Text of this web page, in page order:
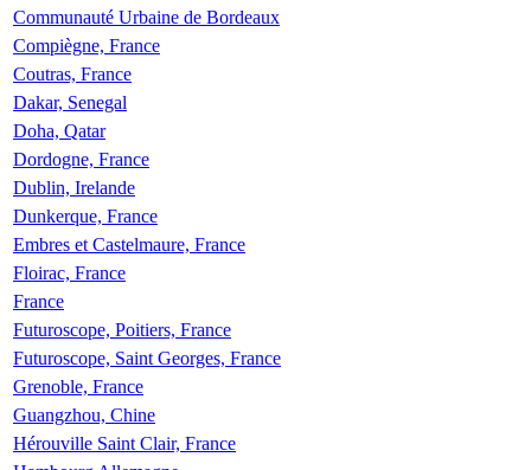
Communauté Urbaine de Bordeaux
Compiègne, France
Coutras, France
Dakar, Senegal
Doha, Qatar
Dordogne, France
Dublin, Irelande
Dunkerque, France
Embres et Castelmaure, France
Floirac, France
France
Futuroscope, Poitiers, France
Futuroscope, Saint Georges, France
Grenoble, France
Guangzhou, Chine
Hérouville Saint Clair, France